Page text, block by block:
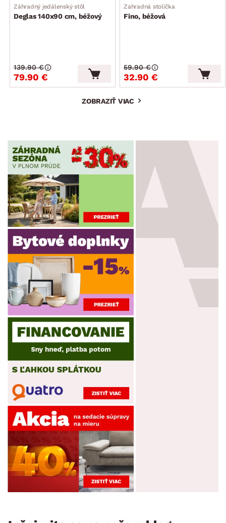
Záhradný jedálenský stôl
Deglas 140x90 cm, béžový
79.90 €
139.90 €
Zahradná stolička
Fino, béžová
32.90 €
59.90 €
ZOBRAZIŤ VIAC